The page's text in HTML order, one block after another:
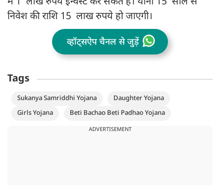
निवेश की राशि 15 लाख रुपये हो जाएगी।
व्हॉट्सऐप चैनल से जुड़ें
Tags
Sukanya Samriddhi Yojana
Daughter Yojana
Girls Yojana
Beti Bachao Beti Padhao Yojana
ADVERTISEMENT